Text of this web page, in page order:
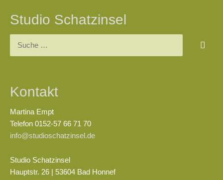
Studio Schatzinsel
Kontakt
Martina Empt
Telefon 0152-57 66 71 70
info@studioschatzinsel.de
Studio Schatzinsel
Hauptstr. 26 | 53604 Bad Honnef